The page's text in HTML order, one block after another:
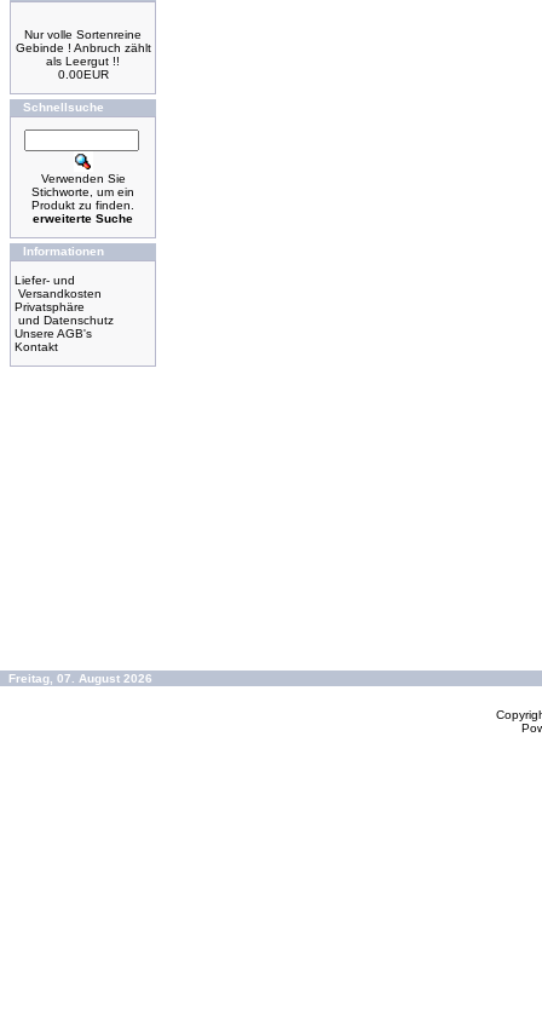
Nur volle Sortenreine
Gebinde ! Anbruch zählt
als Leergut !!
0.00EUR
Schnellsuche
Verwenden Sie
Stichworte, um ein
Produkt zu finden.
erweiterte Suche
Informationen
Liefer- und
Versandkosten
Privatsphäre
und Datenschutz
Unsere AGB's
Kontakt
Freitag, 07. August 2026